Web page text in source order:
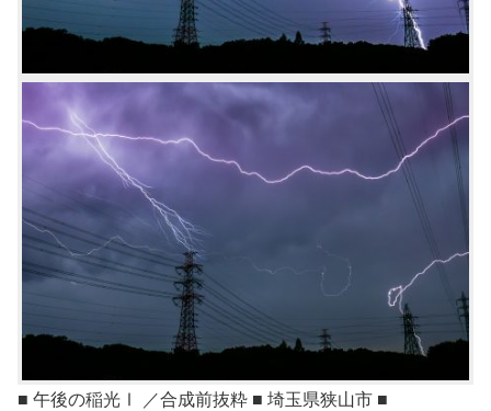
■ 午後の稲光Ⅰ ／合成前抜粋 ■ 埼玉県狭山市 ■